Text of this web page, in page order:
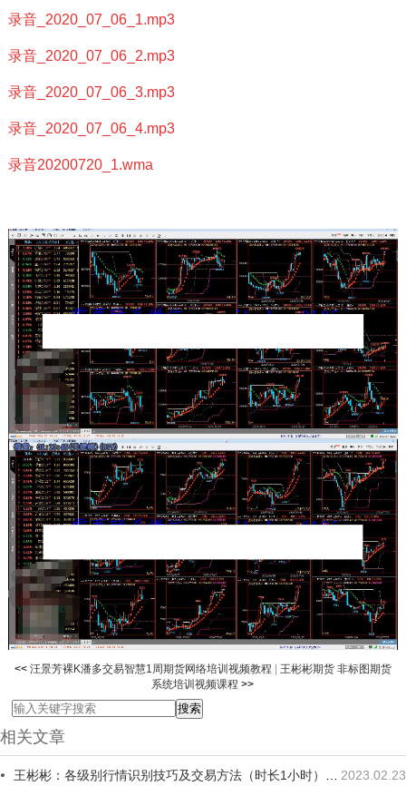
录音_2020_07_06_1.mp3
录音_2020_07_06_2.mp3
录音_2020_07_06_3.mp3
录音_2020_07_06_4.mp3
录音20200720_1.wma
<< 汪景芳裸K潘多交易智慧1周期货网络培训视频教程 | 王彬彬期货 非标图期货
系统培训视频课程 >>
相关文章
2023.02.23
王彬彬：各级别行情识别技巧及交易方法（时长1小时）期货交易培训视频